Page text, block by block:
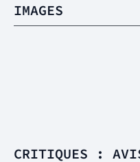
IMAGES
CRITIQUES :